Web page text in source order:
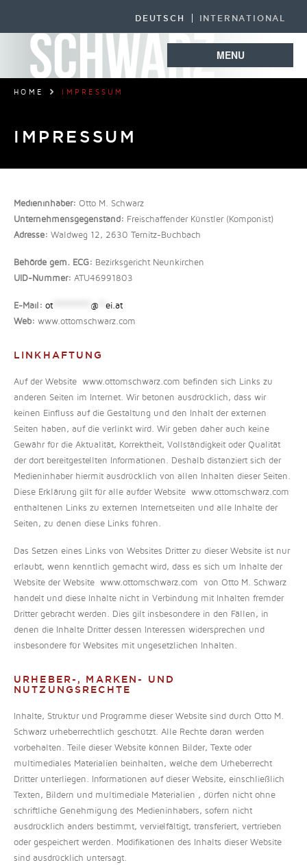
DEUTSCH INTERNATIONAL
MENU
HOME IMPRESSUM
IMPRESSUM
Medieninhaber: Otto M. Schwarz
Unternehmensgegenstand: Freischaffender Künstler (Komponist)
Adresse: Waldweg 12, 2630 Ternitz-Buchbach
Behörde gem. ECG: Bezirksgericht Neunkirchen
UID-Nummer: ATU46991803
E-Mail: ot @
ei.at
Web: www.ottomschwarz.com
LINKHAFTUNG
Auf der Website www.ottomschwarz.com befinden sich Links zu
anderen Seiten im Internet. Wir betonen ausdrücklich, dass wir
keinen Einfluss auf die Gestaltung und den Inhalt der externen
Seiten haben, auf die verlinkt wird. Wir geben daher auch keine
Gewähr für die Aktualität, Korrektheit, Vollständigkeit oder Qualität
der dort bereitgestellten Informationen. Deshalb distanziert sich der
Medieninhaber hiermit ausdrücklich von allen Inhalten dieser Seiten.
Diese Erklärung gilt für alle aufder Website www.ottomschwarz.com
enthaltenen Links zu externen Internetseiten und alle Inhalte der
Seiten, zu denen diese Links führen.
Das Setzen eines Links von Websites Dritter zu dieser Website ist nur
erlaubt, wenn kenntlich gemacht wird, dass es sich um Inhalte der
Website der Website www.ottomschwarz.com von Otto M. Schwarz
handelt und diese Inhalte nicht in Verbindung mit Inhalten fremder
Dritter gebracht werden. Dies gilt insbesondere in den Fällen, in
denen die Inhalte Dritter dessen Interessen widersprechen und
insbesondere für Websites mit ungesetzlichen Inhalten.
URHEBER-, MARKEN- UND
NUTZUNGSRECHTE
Inhalte, Struktur und Programme dieser Website sind durch Otto M.
Schwarz urheberrechtlich geschützt. Alle Rechte daran werden
vorbehalten. Teile dieser Website können Bilder, Texte oder
multimediales Materialien beinhalten, welche dem Urheberrecht
Dritter unterliegen. Informationen auf dieser Website, einschließlich
Texten, Bildern und multimediale Materialien , dürfen nicht ohne
schriftliche Genehmigung des Medieninhabers, sofern nicht
ausdrücklich anders bestimmt, vervielfältigt, transferiert, vertrieben
oder gespeichert werden. Modifikationen des Inhalts dieser Website
sind ausdrücklich untersagt.